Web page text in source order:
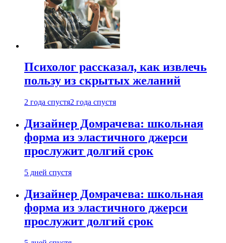
Психолог рассказал, как извлечь
пользу из скрытых желаний
2 года спустя2 года спустя
Дизайнер Домрачева: школьная
форма из эластичного джерси
прослужит долгий срок
5 дней спустя
Дизайнер Домрачева: школьная
форма из эластичного джерси
прослужит долгий срок